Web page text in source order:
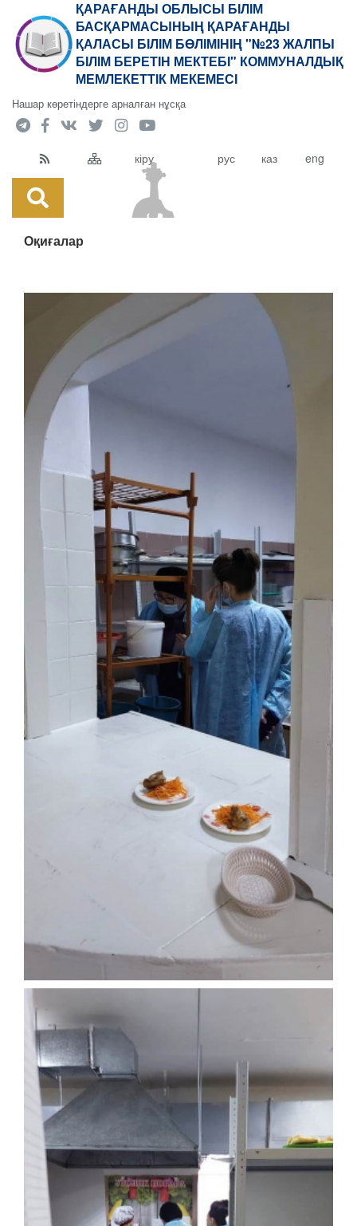
ҚАРАҒАНДЫ ОБЛЫСЫ БІЛІМ
БАСҚАРМАСЫНЫҢ ҚАРАҒАНДЫ
ҚАЛАСЫ БІЛІМ БӨЛІМІНІҢ "№23 ЖАЛПЫ
БІЛІМ БЕРЕТІН МЕКТЕБІ" КОММУНАЛДЫҚ
МЕМЛЕКЕТТІК МЕКЕМЕСІ
Нашар көретіндерге арналған нұсқа
кіру рус каз eng
Оқиғалар